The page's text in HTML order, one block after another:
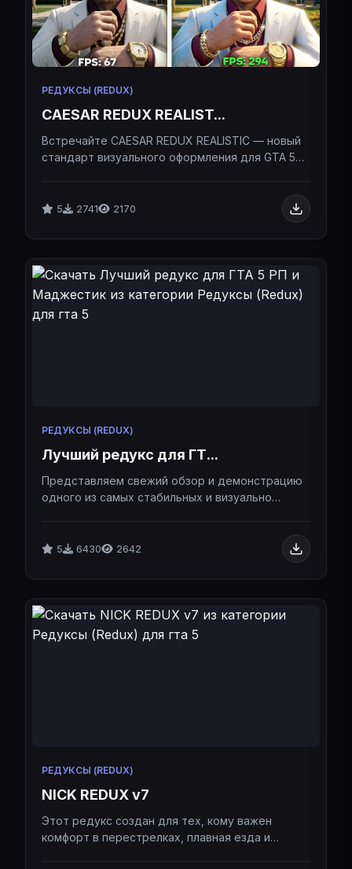
РЕДУКСЫ (REDUX)
CAESAR REDUX REALIST...
Встречайте CAESAR REDUX REALISTIC — новый
стандарт визуального оформления для GTA 5
REDUX REALISTIC — новый стандарт
созданный специально для комфортной игры и
жесткого тулева.
5 2741 2170
РЕДУКСЫ (REDUX)
Лучший редукс для ГТ...
Представляем свежий обзор и демонстрацию
одного из самых стабильных и визуально
самых стабильных и визуально приятных
5 6430 2642
РЕДУКСЫ (REDUX)
NICK REDUX v7
Этот редукс создан для тех, кому важен
комфорт в перестрелках, плавная езда и